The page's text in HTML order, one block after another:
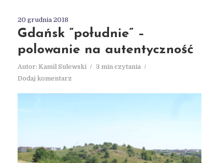
20 grudnia 2018
Gdańsk “południe” –
polowanie na autentyczność
Autor: Kamil Sulewski
3 min czytania
Dodaj komentarz